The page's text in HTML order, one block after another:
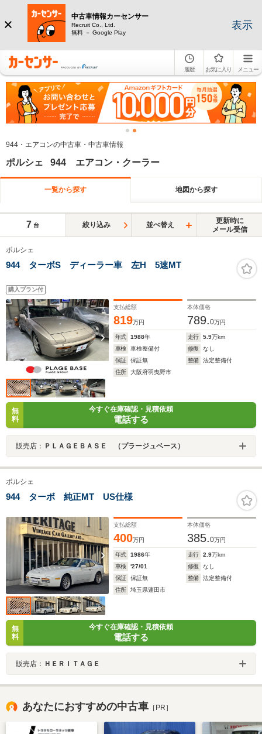
中古車情報カーセンサー
Recruit Co., Ltd.
無料 － Google Play
表示
履歴 お気に入り メニュー
944・エアコンの中古車・中古車情報
ポルシェ 944 エアコン・クーラー
一覧から探す 地図から探す
7 台 絞り込み 並べ替え
更新時に
メール受信
ポルシェ
944 ターボS ディーラー車 左H 5速MT
購入プラン付
支払総額
819万円
本体価格
789.0万円
年式 1988年 走行 5.9万km
車検
車検整備付 修復
なし
保証
保証無 整備
法定整備付
住所
大阪府羽曳野市
無
料
今すぐ在庫確認・見積依頼
電話する
販売店： ＰＬＡＧＥＢＡＳＥ （プラージュベース）
ポルシェ
944 ターボ 純正MT US仕様
支払総額
400万円
本体価格
385.0万円
年式 1986年 走行 2.9万km
車検
'27/01 修復
なし
保証
保証無 整備
法定整備付
住所
埼玉県蓮田市
無
料
今すぐ在庫確認・見積依頼
電話する
販売店： ＨＥＲＩＴＡＧＥ
あなたにおすすめの中古車 ［PR］